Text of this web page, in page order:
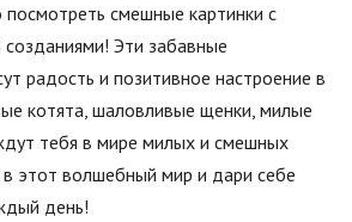
смешные картинки с
Эти забавные
радость и позитивное настроение в
котята, шаловливые щенки, милые
тебя в мире милых и смешных
в этот волшебный мир и дари себе
день!